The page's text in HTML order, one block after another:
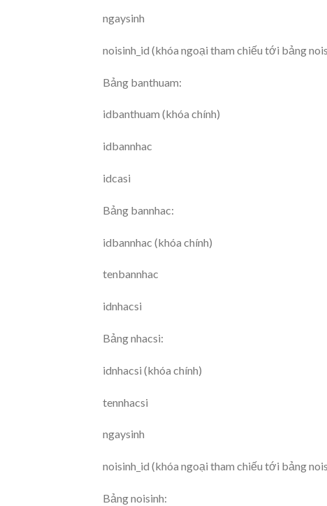
ngaysinh
noisinh_id (khóa ngoại tham chiếu tới bảng
Bảng banthuam:
idbanthuam (khóa chính)
idbannhac
idcasi
Bảng bannhac:
idbannhac (khóa chính)
tenbannhac
idnhacsi
Bảng nhacsi:
idnhacsi (khóa chính)
tennhacsi
ngaysinh
noisinh_id (khóa ngoại tham chiếu tới bảng
Bảng noisinh: